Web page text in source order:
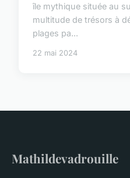
île mythique située au
multitude de trésors à
plages pa...
22 mai 2024
Mathildevadrouille